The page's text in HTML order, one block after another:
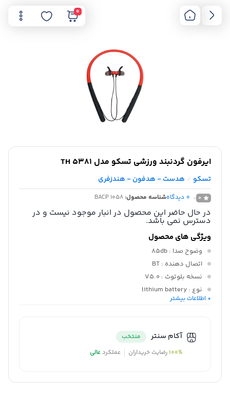
0
ایرفون گردنبند ورزشی تسکو مدل TH 5381
تسکو / هدست - هدفون - هندزفری
0
0 دیدگاهشناسه محصول: BACP 1058
در حال حاضر این محصول در انبار موجود نیست و در
دسترس نمی باشد.
ویژگی های محصول
وضوح صدا : 85db
اتصال دهنده : BT
نسخه بلوتوث : V5.0
نوع : lithium battery
ظرفیت باتری
+ اطلاعات بیشتر
آکام سنتر
منتخب
100%رضایت خریداران عملکردعالی